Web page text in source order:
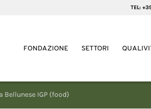
TEL:
FONDAZIONE SETTORI
Bellunese IGP (food)